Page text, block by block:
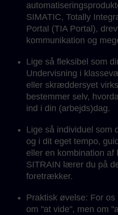
SIMATIC, Totally
Portal (TIA Portal),
kommunikation og
Lige så fleksibel som
Undervisning i
eller skræddersyet
bestemmer selv,
ind i din (arbejds)dag.
Lige så individuel som
og i dit eget tempo,
eller en kombination af
SITRAIN lærer du på
foretrækker.
Praktisk øvelse: For
om "at vide", men om